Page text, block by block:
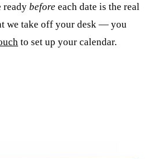
ready before each date is the real
we take off your desk — you
to set up your calendar.